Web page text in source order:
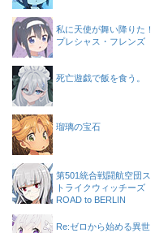
私に天使が舞い降りた！
プレシャス・フレンズ
死亡遊戯で飯を食う。
瑠璃の宝石
第501統合戦闘航空団ス
トライクウィッチーズ
ROAD to BERLIN
Re:ゼロから始める異世